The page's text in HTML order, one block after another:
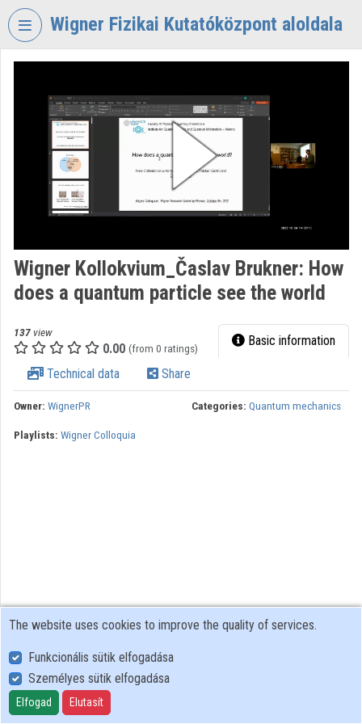
Skip header
Wigner Fizikai Kutatóközpont aloldala
WIGNER
KUTATÓKÖZPONT
Organization home
Log In
Categories
Contributors
Wigner Kollokvium_Časlav Brukner: How
does a quantum particle see the world
137 view
0.00 (from 0 ratings) Basic information
Technical data Share
Owner: WignerPR Categories: Quantum mechanics
Playlists: Wigner Colloquia
User Policy
Adatkezelési tájékoztató (en)
Cookie Policy
The website uses cookies to improve the quality of services.
Funkcionális sütik elfogadása
Személyes sütik elfogadása
Elfogad Elutasít